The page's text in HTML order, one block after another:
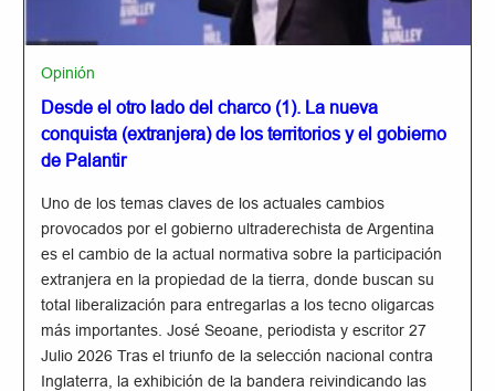
Opinión
Desde el otro lado del charco (1). La nueva
conquista (extranjera) de los territorios y el gobierno
de Palantir
Uno de los temas claves de los actuales cambios
provocados por el gobierno ultraderechista de Argentina
es el cambio de la actual normativa sobre la participación
extranjera en la propiedad de la tierra, donde buscan su
total liberalización para entregarlas a los tecno oligarcas
más importantes. José Seoane, periodista y escritor 27
Julio 2026 Tras el triunfo de la selección nacional contra
Inglaterra, la exhibición de la bandera reivindicando las